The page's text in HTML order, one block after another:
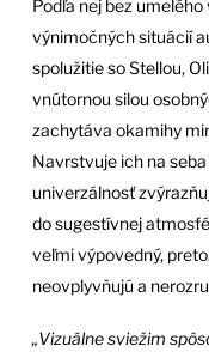
Podľa nej bez
výnimočných situácií
spolužitie so Stellou,
vnútornou silou
zachytáva okamihy
Navrstvuje ich na
univerzálnosť
do sugestívnej
veľmi výpovedný,
neovplyvňujú a
„Vizuálne sviežim